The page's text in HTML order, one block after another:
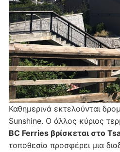
Καθημερινά εκτελούνται
Sunshine. Ο άλλος κύριος
BC Ferries βρίσκεται στο
τοποθεσία προσφέρει μια